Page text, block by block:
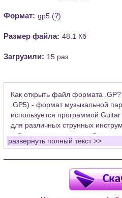
Формат: gp5 (?)
Размер файла: 48.1 Кб
Загрузили: 15 раз
Как открыть файл формата .GP?
.GP5) - формат музыкальной
используется программой
для различных струнных
табулатуры для гитары, бас-
применяется для создания
Для открытия нот этого
установить у себя на рабочем
Pro (желательно, последней
развернуть полный текст >>